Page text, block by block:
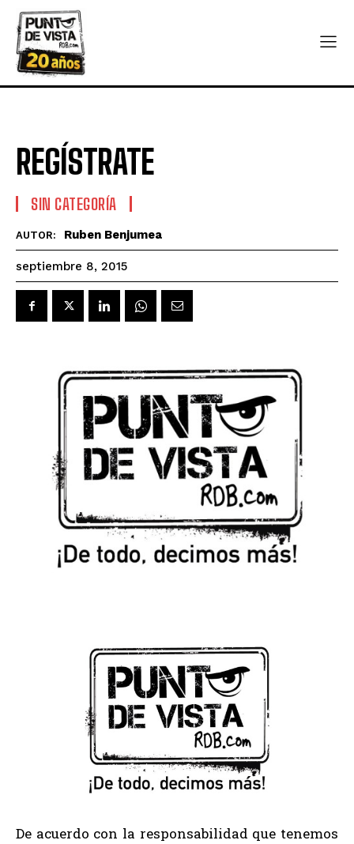
REGÍSTRATE
SIN CATEGORÍA
AUTOR: Ruben Benjumea
septiembre 8, 2015
De acuerdo con la responsabilidad que tenemos